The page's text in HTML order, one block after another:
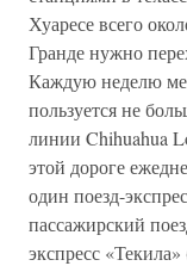
Хуаресе всего
Гранде нужно
Каждую неделю
пользуется не
линии Chihuahua
этой дороге
один поезд-
пассажирский
экспресс